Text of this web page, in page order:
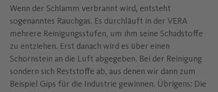
Wenn der Schlamm verbrannt wird, entsteht
sogenanntes Rauchgas. Es durchläuft in der VERA
mehrere Reinigungsstufen, um ihm seine Schadstoffe
zu entziehen. Erst danach wird es über einen
Schornstein an die Luft abgegeben. Bei der Reinigung
sondern sich Reststoffe ab, aus denen wir dann zum
Beispiel Gips für die Industrie gewinnen. Übrigens: Die